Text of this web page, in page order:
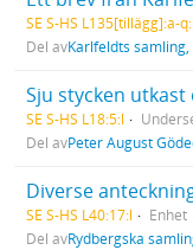
SE S-HS L135[tillägg]:a-q:l
Del avKarlfeldts
SE S-HS L18:5:l
Del avPeter August
Diverse
SE S-HS L40:17:l
Enhet
Del avRydbergska